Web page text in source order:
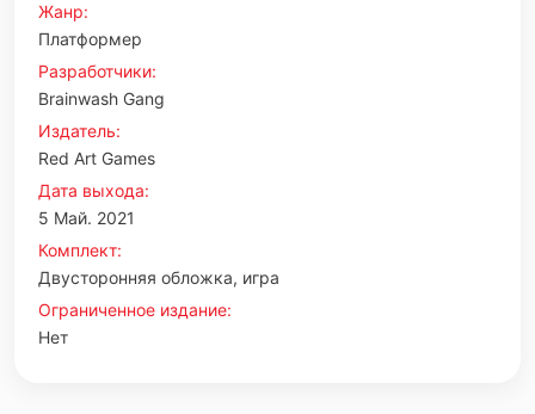
Жанр:
Платформер
Разработчики:
Brainwash Gang
Издатель:
Red Art Games
Дата выхода:
5 Май. 2021
Комплект:
Двусторонняя обложка, игра
Ограниченное издание:
Нет